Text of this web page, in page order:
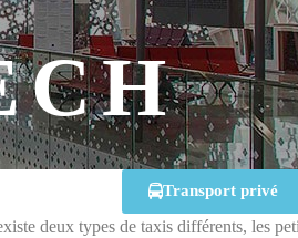
Transport privé
deux types de taxis différents, les